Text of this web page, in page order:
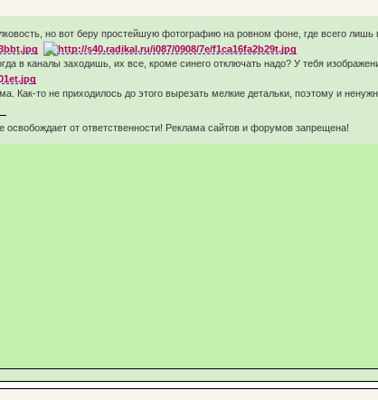
но вот беру простейшую фотографию на ровном фоне, где всего лишь
в каналы заходишь, их все, кроме синего отключать надо? У тебя
Как-то не приходилось до этого вырезать мелкие детальки, поэтому и
от ответственности! Реклама сайтов и форумов запрещена!